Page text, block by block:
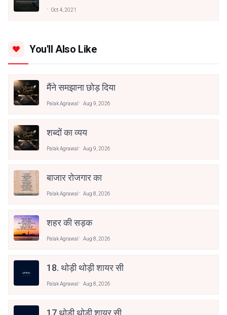
Oct 4, 2021
You'll Also Like
मैंने समझाना छोड़ दिया
Palak Agrawal Aug 9, 2026
शब्दों का व्यय
Palak Agrawal Aug 9, 2026
बाजार रोजगार का
Palak Agrawal Aug 8, 2026
शहर की सड़क
Palak Agrawal Aug 8, 2026
18. थोड़ी थोड़ी शायर सी
Palak Agrawal Aug 8, 2026
17.थोड़ी थोड़ी शायर सी